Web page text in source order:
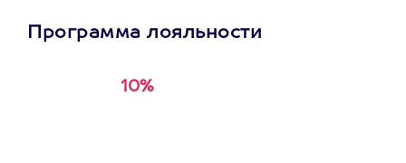
Программа лояльности
10%